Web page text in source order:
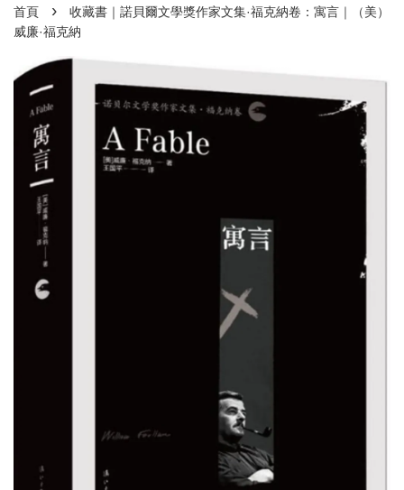
首頁 ›
收藏書｜諾貝爾文學獎作家文集·福克納卷：寓言｜（美）
威廉·福克納